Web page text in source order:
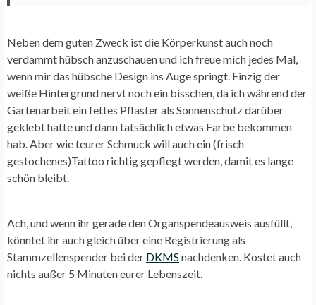
Neben dem guten Zweck ist die Körperkunst auch noch
verdammt hübsch anzuschauen und ich freue mich jedes Mal,
wenn mir das hübsche Design ins Auge springt. Einzig der
weiße Hintergrund nervt noch ein bisschen, da ich während der
Gartenarbeit ein fettes Pflaster als Sonnenschutz darüber
geklebt hatte und dann tatsächlich etwas Farbe bekommen
hab. Aber wie teurer Schmuck will auch ein (frisch
gestochenes)Tattoo richtig gepflegt werden, damit es lange
schön bleibt.
Ach, und wenn ihr gerade den Organspendeausweis ausfüllt,
könntet ihr auch gleich über eine Registrierung als
Stammzellenspender bei der DKMS nachdenken. Kostet auch
nichts außer 5 Minuten eurer Lebenszeit.